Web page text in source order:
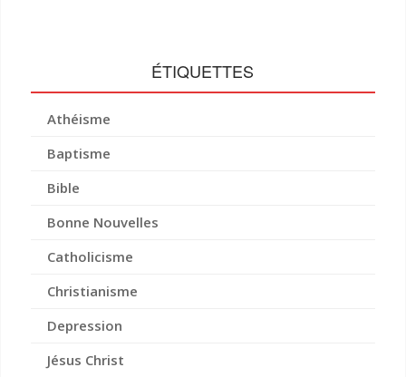
ÉTIQUETTES
Athéisme
Baptisme
Bible
Bonne Nouvelles
Catholicisme
Christianisme
Depression
Jésus Christ